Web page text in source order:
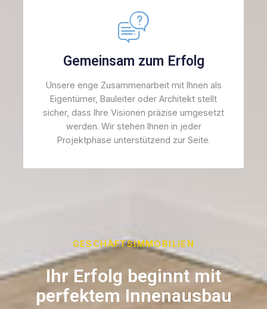
Gemeinsam zum Erfolg
Unsere enge Zusammenarbeit mit Ihnen als
Eigentümer, Bauleiter oder Architekt stellt
sicher, dass Ihre Visionen präzise umgesetzt
werden. Wir stehen Ihnen in jeder
Projektphase unterstützend zur Seite.
GESCHÄFTSIMMOBILIEN
Ihr Erfolg beginnt mit
perfektem Innenausbau